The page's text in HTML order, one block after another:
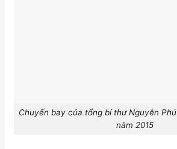
Chuyến bay của tổng bí thư Nguyễn
năm 2015